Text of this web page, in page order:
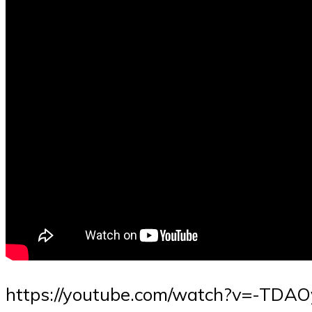
https://youtube.com/watch?v=-